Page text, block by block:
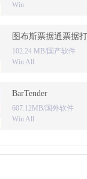
Win
图布斯票据通票据
102.24 MB/国产软件
Win All
BarTender
607.12MB/国外软件
Win All